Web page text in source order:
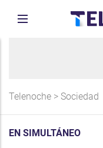
Telenoche > Sociedad
EN SIMULTÁNEO